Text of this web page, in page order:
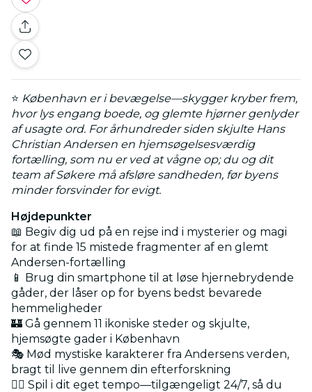
⭐ København er i bevægelse—skygger kryber frem,
hvor lys engang boede, og glemte hjørner genlyder
af usagte ord. For århundreder siden skjulte Hans
Christian Andersen en hjemsøgelsesværdig
fortælling, som nu er ved at vågne op; du og dit
team af Søkere må afsløre sandheden, før byens
minder forsvinder for evigt.
Højdepunkter
📖 Begiv dig ud på en rejse ind i mysterier og magi
for at finde 15 mistede fragmenter af en glemt
Andersen-fortælling
📱 Brug din smartphone til at løse hjernebrydende
gåder, der låser op for byens bedst bevarede
hemmeligheder
🏰 Gå gennem 11 ikoniske steder og skjulte,
hjemsøgte gader i København
🎭 Mød mystiske karakterer fra Andersens verden,
bragt til live gennem din efterforskning
🚶‍♂️ Spil i dit eget tempo—tilgængeligt 24/7, så du